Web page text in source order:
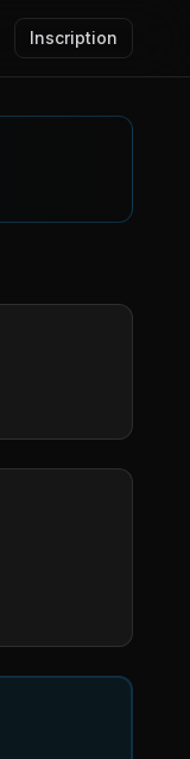
Inscription